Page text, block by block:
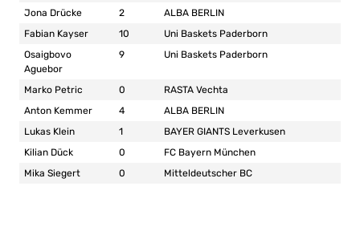
Jona Drücke
2
ALBA BERLIN
Fabian Kayser
10
Uni Baskets Paderborn
Osaigbovo
Aguebor
9 Uni Baskets Paderborn
Marko Petric 0
RASTA Vechta
Anton Kemmer
4
ALBA BERLIN
Lukas Klein
1
BAYER GIANTS Leverkusen
Kilian Dück
0
FC Bayern München
Mika Siegert
0 Mitteldeutscher BC